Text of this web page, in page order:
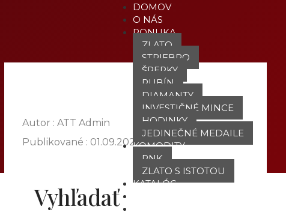
DOMOV
O NÁS
PONUKA
ZLATO
STRIEBRO
ŠPERKY
RUBÍN
DIAMANTY
INVESTIČNÉ MINCE
HODINKY
JEDINEČNÉ MEDAILE
KOMODITY
PNK
ZLATO S ISTOTOU
KATALÓG
Autor : ATT Admin
Publikované : 01.09.2021
Vyhľadať